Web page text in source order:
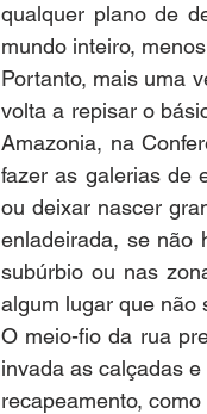
qualquer plano de
mundo inteiro,
Portanto, mais uma
volta a repisar o
Amazonia, na
fazer as galerias de
ou deixar nascer
enladeirada, se não
subúrbio ou nas
algum lugar que não
O meio-fio da rua
invada as calçadas
recapeamento,